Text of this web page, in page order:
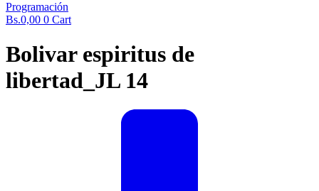
Programación
Bs.0,00 0 Cart
Bolivar espiritus de
libertad_JL 14